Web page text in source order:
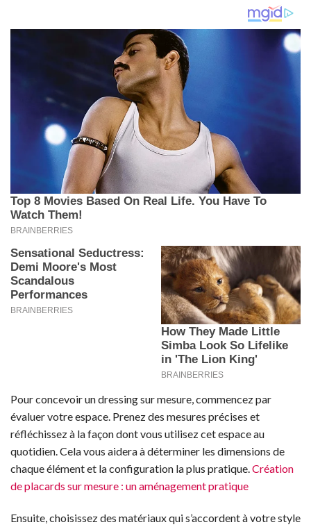
Pour concevoir un dressing sur mesure, commencez par
évaluer votre espace. Prenez des mesures précises et
réfléchissez à la façon dont vous utilisez cet espace au
quotidien. Cela vous aidera à déterminer les dimensions de
chaque élément et la configuration la plus pratique.Création
de placards sur mesure : un aménagement pratique
Ensuite, choisissez des matériaux qui s’accordent à votre style